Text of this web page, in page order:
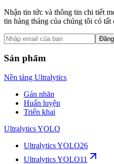
Nhận tin tức và thông tin chi tiết
tin hàng tháng của chúng tôi có tất
Sản phẩm
Nền tảng Ultralytics
Gán nhãn
Huấn luyện
Triển khai
Ultralytics YOLO
Ultralytics YOLO26
Ultralytics YOLO11